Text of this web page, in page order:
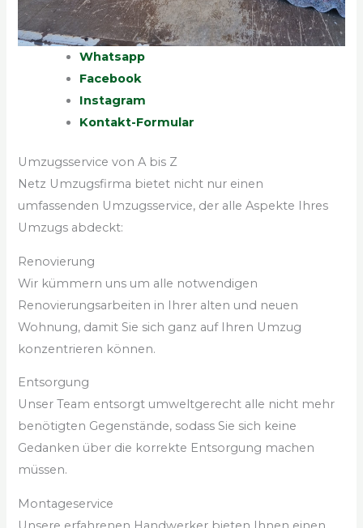
Whatsapp
Facebook
Instagram
Kontakt-Formular
Umzugsservice von A bis Z
Netz Umzugsfirma bietet nicht nur einen
umfassenden Umzugsservice, der alle Aspekte Ihres
Umzugs abdeckt:
Renovierung
Wir kümmern uns um alle notwendigen
Renovierungsarbeiten in Ihrer alten und neuen
Wohnung, damit Sie sich ganz auf Ihren Umzug
konzentrieren können.
Entsorgung
Unser Team entsorgt umweltgerecht alle nicht mehr
benötigten Gegenstände, sodass Sie sich keine
Gedanken über die korrekte Entsorgung machen
müssen.
Montageservice